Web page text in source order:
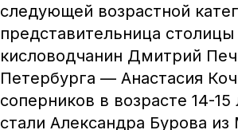
следующей возрастной
представительница
кисловодчанин Дмитрий
Петербурга — Анастасия
соперников в возрасте 14-
стали Александра Бурова